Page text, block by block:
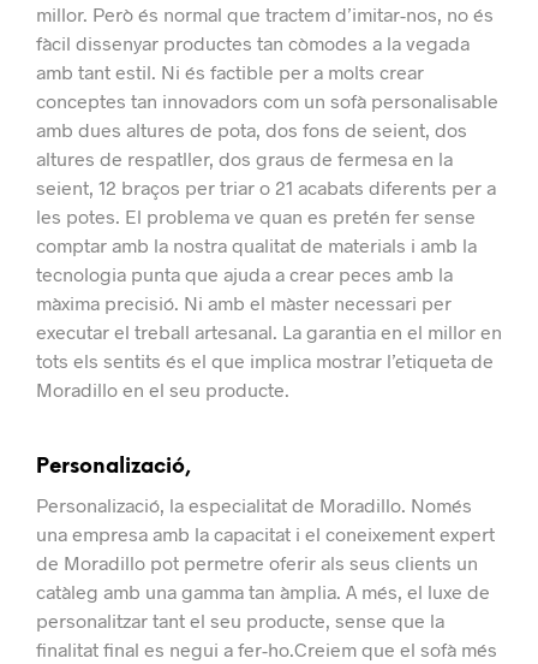
millor. Però és normal que tractem d’imitar-nos, no és
fàcil dissenyar productes tan còmodes a la vegada
amb tant estil. Ni és factible per a molts crear
conceptes tan innovadors com un sofà personalisable
amb dues altures de pota, dos fons de seient, dos
altures de respatller, dos graus de fermesa en la
seient, 12 braços per triar o 21 acabats diferents per a
les potes. El problema ve quan es pretén fer sense
comptar amb la nostra qualitat de materials i amb la
tecnologia punta que ajuda a crear peces amb la
màxima precisió. Ni amb el màster necessari per
executar el treball artesanal. La garantia en el millor en
tots els sentits és el que implica mostrar l’etiqueta de
Moradillo en el seu producte.
Personalizació,
Personalizació, la especialitat de Moradillo. Només
una empresa amb la capacitat i el coneixement expert
de Moradillo pot permetre oferir als seus clients un
catàleg amb una gamma tan àmplia. A més, el luxe de
personalitzar tant el seu producte, sense que la
finalitat final es negui a fer-ho. Creiem que el sofà més